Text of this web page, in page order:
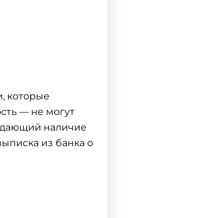
которые
— не могут
наличие
из банка о